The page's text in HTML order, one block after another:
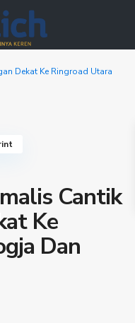
Dekat Ke Ringroad Utara
Cantik
Ke
Dan